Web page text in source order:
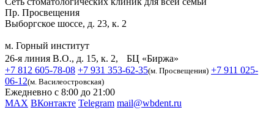
Пр. Просвещения
Выборгское шоссе, д. 23, к. 2
м. Горный институт
26-я линия В.О., д. 15, к. 2, БЦ «Биржа»
+7 812 605-78-08 +7 931 353-62-35(м. Просвещения) +7 911 025-
06-12(м. Василеостровская)
Ежедневно с 8:00 до 21:00
MAX ВКонтакте Telegram mail@wbdent.ru